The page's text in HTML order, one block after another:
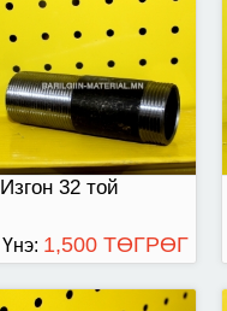
Изгон 32 той
Үнэ: 1,500 ТӨГРӨГ
15